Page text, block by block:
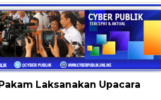
Laksanakan Upacara